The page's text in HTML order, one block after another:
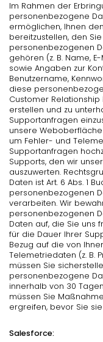
Im Rahmen der
personenbezogene
ermöglichen, Ihnen
bereitzustellen, den
personenbezogenen
gehören (z. B. Name,
sowie Angaben zur
Benutzername,
diese
Customer Relationship
erstellen und zu
Supportanfragen
unsere
um Fehler- und
Supportanfragen
Supports, den wir
auszuwerten.
Daten ist Art. 6 Abs. 1
personenbezogenen
verarbeiten. Wir
personenbezogenen
Daten auf, die Sie uns
für die Dauer Ihrer
Bezug auf die von
Telemetriedaten (z. B.
müssen Sie
personenbezogene
innerhalb von 30
müssen Sie
ergreifen, bevor Sie
Salesforce: